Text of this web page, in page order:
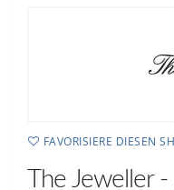
FAVORISIERE DIESEN
The Jeweller